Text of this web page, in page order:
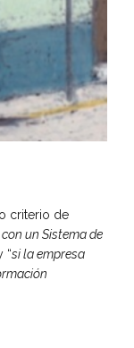
criterio de
un Sistema de
“si la empresa